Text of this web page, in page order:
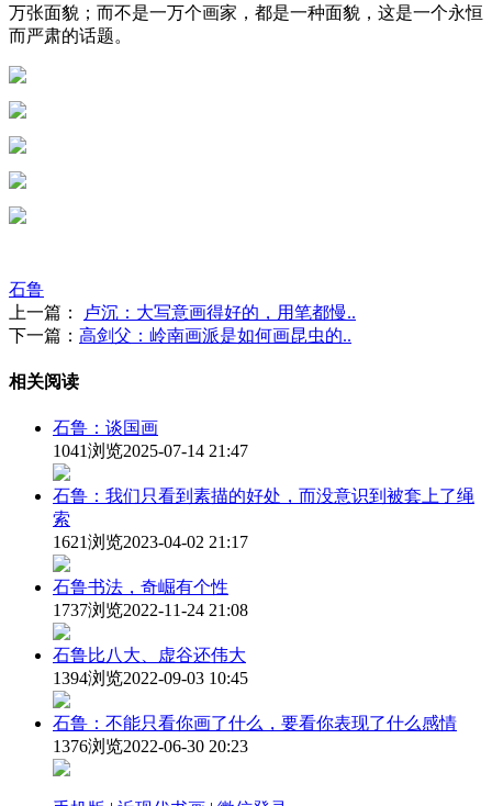
万张面貌；而不是一万个画家，都是一种面貌，这是一个永恒
而严肃的话题。
石鲁
上一篇：
卢沉：大写意画得好的，用笔都慢..
下一篇： 高剑父：岭南画派是如何画昆虫的..
相关阅读
石鲁：谈国画
1041浏览2025-07-14 21:47
石鲁：我们只看到素描的好处，而没意识到被套上了绳
索
1621浏览2023-04-02 21:17
石鲁书法，奇崛有个性
1737浏览2022-11-24 21:08
石鲁比八大、虚谷还伟大
1394浏览2022-09-03 10:45
石鲁：不能只看你画了什么，要看你表现了什么感情
1376浏览2022-06-30 20:23